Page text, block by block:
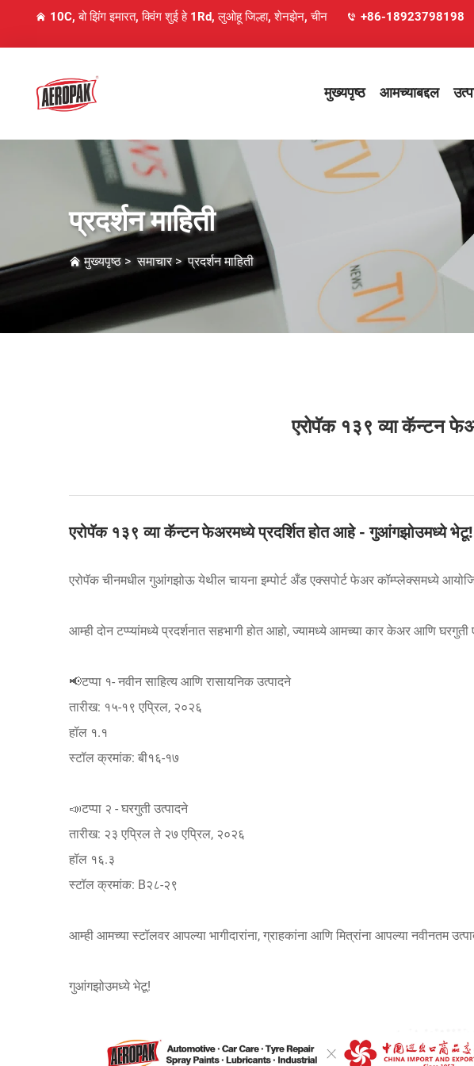
10C, बो झिंग इमारत, क्विंग शुई हे 1Rd, लुओहू जिल्हा, शेनझेन, चीन +86-18923798198
मुख्यपृष्ठ आमच्याबद्दल
प्रदर्शन माहिती
मुख्यपृष्ठ>समाचार>प्रदर्शन माहिती
एरोपॅक १३९ व्या कॅन्टन
एरोपॅक १३९ व्या कॅन्टन फेअरमध्ये प्रदर्शित होत आहे - गुआंगझोउमध्ये भेटू!
एरोपॅक चीनमधील गुआंगझोऊ येथील चायना इम्पोर्ट अँड एक्सपोर्ट फेअर कॉम्प्लेक्समध्ये
आम्ही दोन टप्प्यांमध्ये प्रदर्शनात सहभागी होत आहो, ज्यामध्ये आमच्या कार केअर आणि
📢टप्पा १- नवीन साहित्य आणि रासायनिक उत्पादने
तारीख: १५-१९ एप्रिल, २०२६
हॉल १.१
स्टॉल क्रमांक: बी१६-१७
📣टप्पा २ - घरगुती उत्पादने
तारीख: २३ एप्रिल ते २७ एप्रिल, २०२६
हॉल १६.३
स्टॉल क्रमांक: B२८-२९
आम्ही आमच्या स्टॉलवर आपल्या भागीदारांना, ग्राहकांना आणि मित्रांना आपल्या नवीनतम
गुआंगझोउमध्ये भेटू!